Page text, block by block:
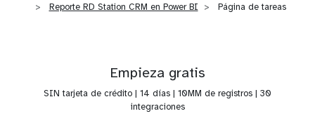
Reporte RD Station CRM en Power BI
Página de tareas
Empieza gratis
SIN tarjeta de crédito | 14 días | 10MM de registros | 30
integraciones